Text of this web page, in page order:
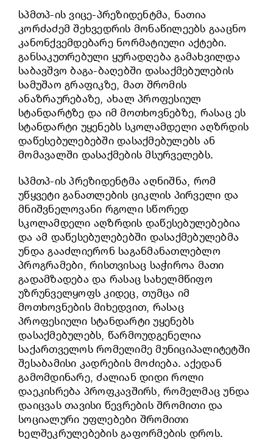
სპმთპ-ის ვიცე-პრეზიდენტმა, ნათია
კორძაძემ შეხვედრის მონაწილეებს გააცნო
კანონქვემდებარე ნორმატიული აქტები.
განსაკუთრებული ყურადღება გამახვილდა
საბავშვო ბაგა-ბაღებში დასაქმებულების
სამუშაო გრაფიკზე, მათ შრომის
ანაზრაურებაზე, ახალ პროფესიულ
სტანდარტზე და იმ მოთხოვნებზე, რასაც ეს
სტანდარტი უყენებს სკოლამდელი აღზრდის
დაწესებულებებში დასაქმებულებს ან
მომავალში დასაქმების მსურველებს.
სპმთპ-ის პრეზიდენტმა აღნიშნა, რომ
უწყვეტი განათლების ციკლის პირველი და
მნიშვნელოვანი რგოლი სწორედ
სკოლამდელი აღზრდის დაწესებულებებია
და ამ დაწესებულებებში დასაქმებულებმა
უნდა გააძლიერონ საგანმანათლებლო
პროგრამები, რისთვისაც საჭიროა მათი
გადამზადება და რასაც სახელმწიფო
უზრუნველყოფს კიდეც, თუმცა იმ
მოთხოვნების მიხედვით, რასაც
პროფესიული სტანდარტი უყენებს
დასაქმებულებს, წარმოუდგენელია
საქართველოს რომელიმე მუნიციპალიტეტში
შესაბამისი კადრების მოძიება. აქედან
გამომდინარე, ძალიან დიდი როლი
დაეკისრება პროფკავშირს, რომელმაც უნდა
დაიცვას თავისი წევრების შრომითი და
სოციალური უფლებები შრომითი
ხელშეკრულებების გაფორმების დროს.